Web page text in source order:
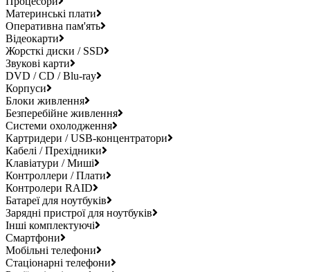
Материнські плати
Оперативна пам'ять
Відеокарти
Жорсткі диски / SSD
Звукові карти
DVD / CD / Blu-ray
Корпуси
Блоки живлення
Безперебійне живлення
Системи охолодження
Картридери / USB-концентратори
Кабелі / Прехідники
Клавіатури / Миші
Контроллери / Плати
Контролери RAID
Батареї для ноутбуків
Зарядні пристрої для ноутбуків
Інші комплектуючі
Смартфони
Мобільні телефони
Стаціонарні телефони